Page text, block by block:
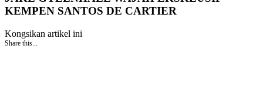
KEMPEN SANTOS DE CARTIER
Kongsikan artikel ini
Share this...